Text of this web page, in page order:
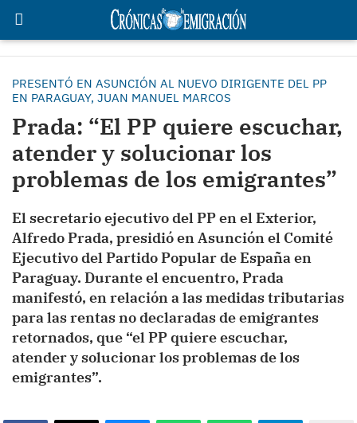
PRESENTÓ EN ASUNCIÓN AL NUEVO DIRIGENTE DEL PP
EN PARAGUAY, JUAN MANUEL MARCOS
Prada: “El PP quiere escuchar,
atender y solucionar los
problemas de los emigrantes”
El secretario ejecutivo del PP en el Exterior,
Alfredo Prada, presidió en Asunción el Comité
Ejecutivo del Partido Popular de España en
Paraguay. Durante el encuentro, Prada
manifestó, en relación a las medidas tributarias
para las rentas no declaradas de emigrantes
retornados, que “el PP quiere escuchar,
atender y solucionar los problemas de los
emigrantes”.